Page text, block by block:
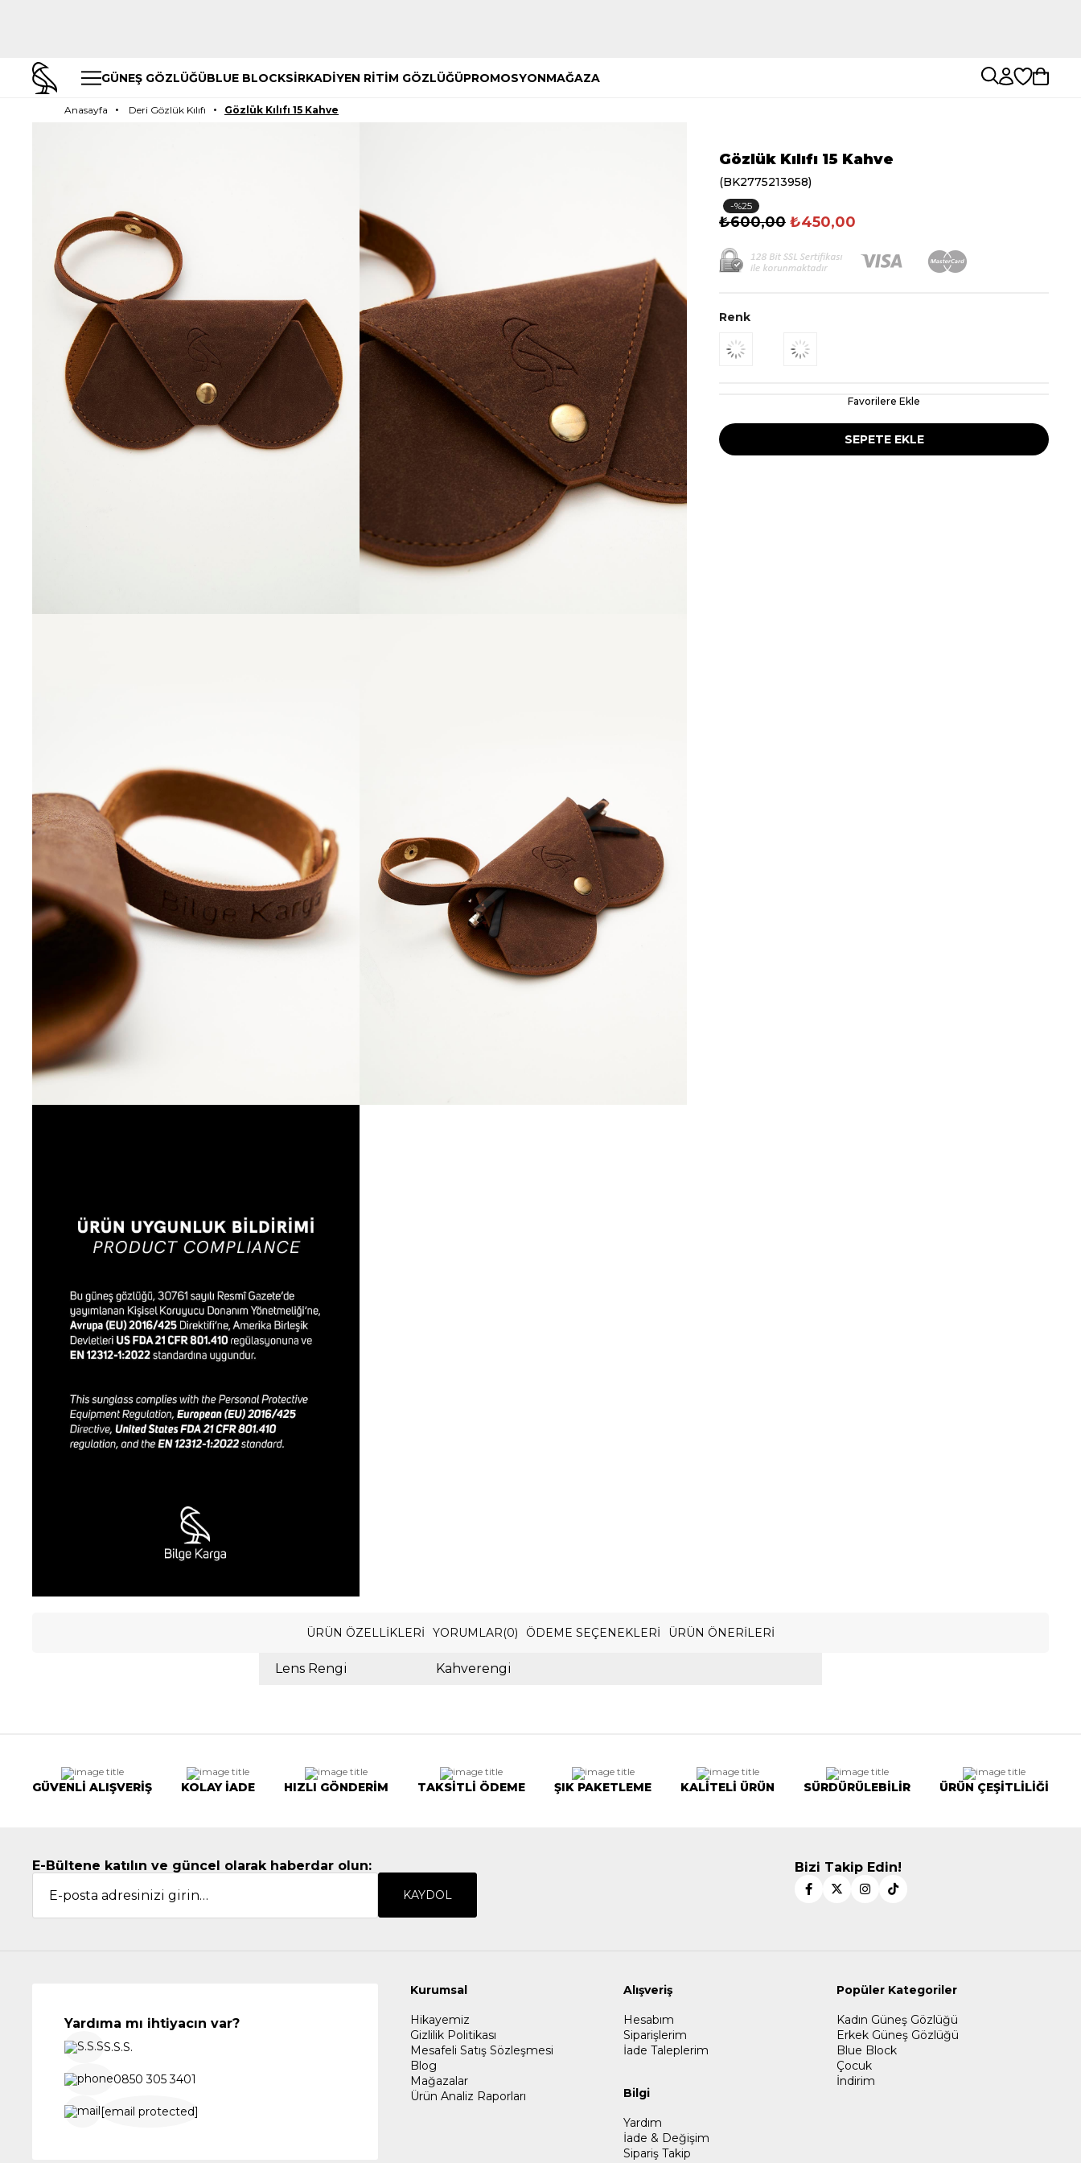
GÜNEŞ GÖZLÜĞÜBLUE BLOCKSİRKADİYEN RİTİM GÖZLÜĞÜPROMOSYONMAĞAZA
Anasayfa Deri Gözlük Kılıfı Gözlük Kılıfı 15 Kahve
Gözlük Kılıfı 15 Kahve
(BK2775213958)
25
₺600,00 ₺450,00
Renk
Favorilere Ekle
ÜRÜN ÖZELLIKLERI YORUMLAR(0) ÖDEME SEÇENEKLERI ÜRÜN ÖNERILERI
Lens Rengi Kahverengi
GÜVENLİ ALIŞVERİŞ KOLAY İADE HIZLI GÖNDERİM TAKSİTLİ ÖDEME ŞIK PAKETLEME KALİTELİ ÜRÜN SÜRDÜRÜLEBİLİR ÜRÜN ÇEŞİTLİLİĞİ
E-Bültene katılın ve güncel olarak haberdar olun:
KAYDOL
Bizi Takip Edin!
Yardıma mı ihtiyacın var?
S.S.S.
0850 305 3401
[email protected]
Kurumsal
Hikayemiz
Gizlilik Politikası
Mesafeli Satış Sözleşmesi
Blog
Mağazalar
Ürün Analiz Raporları
Alışveriş
Hesabım
Siparişlerim
İade Taleplerim
Bilgi
Yardım
İade & Değişim
Sipariş Takip
Popüler Kategoriler
Kadın Güneş Gözlüğü
Erkek Güneş Gözlüğü
Blue Block
Çocuk
İndirim